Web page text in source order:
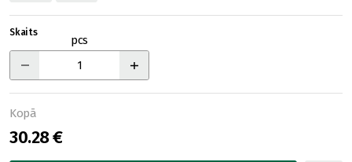
Skaits
pcs
Kopā
30.28 €